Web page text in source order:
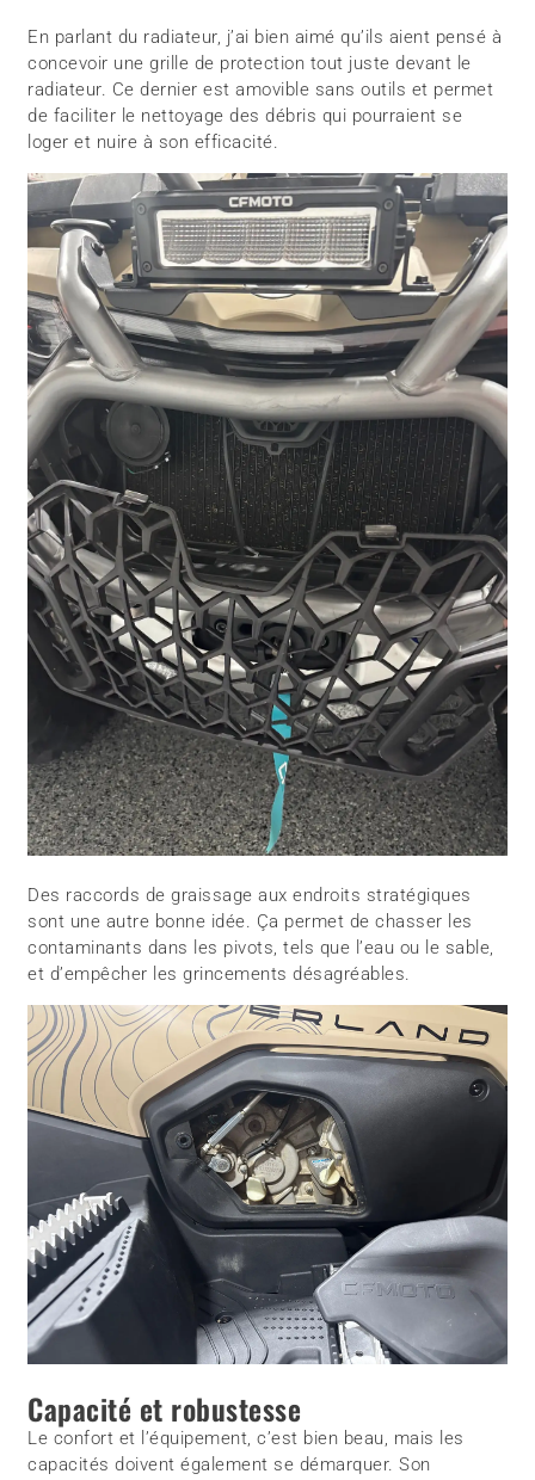
En parlant du radiateur, j’ai bien aimé qu’ils aient pensé à
concevoir une grille de protection tout juste devant le
radiateur. Ce dernier est amovible sans outils et permet
de faciliter le nettoyage des débris qui pourraient se
loger et nuire à son efficacité.
Des raccords de graissage aux endroits stratégiques
sont une autre bonne idée. Ça permet de chasser les
contaminants dans les pivots, tels que l’eau ou le sable,
et d’empêcher les grincements désagréables.
Capacité et robustesse
Le confort et l’équipement, c’est bien beau, mais les
capacités doivent également se démarquer. Son